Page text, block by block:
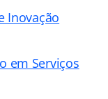
Inovação
em Serviços